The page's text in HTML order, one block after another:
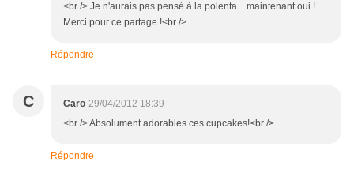
<br /> Je n'aurais pas pensé à la polenta... maintenant oui !
Merci pour ce partage !<br />
Répondre
C Caro 29/04/2012 18:39
<br /> Absolument adorables ces cupcakes!<br />
Répondre